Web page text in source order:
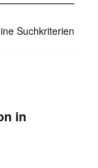
Suchkriterien
in